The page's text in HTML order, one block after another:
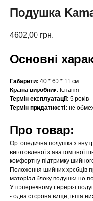
Подушка
4602,00 грн.
Основні
Габарити: 40 * 60 * 11 см
Країна виробник: Іспанія
Термін експлуатації: 5 років
Термін придатності: не
Про товар:
Ортопедична подушка з
виготовленої з анатомічної
комфортну підтримку
Положення шийних хребців
матеріал блоку подушки не
У поперечному перерізі
- одна сторона вище, інша